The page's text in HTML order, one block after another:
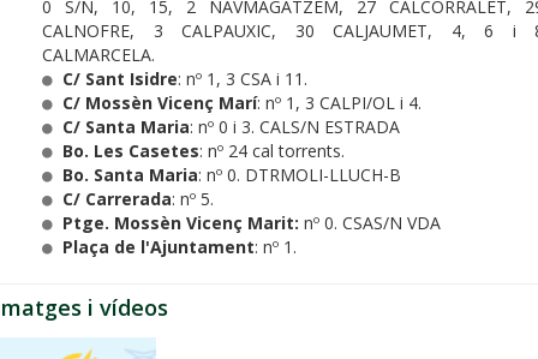
0 S/N, 10, 15, 2 NAVMAGATZEM, 27 CALCORRALET,
CALNOFRE, 3 CALPAUXIC, 30 CALJAUMET, 4, 6 i
CALMARCELA.
C/ Sant Isidre: nº 1, 3 CSA i 11.
C/ Mossèn Vicenç Marí: nº 1, 3 CALPI/OL i 4.
C/ Santa Maria: nº 0 i 3. CALS/N ESTRADA
Bo. Les Casetes: nº 24 cal torrents.
Bo. Santa Maria: nº 0. DTRMOLI-LLUCH-B
C/ Carrerada: nº 5.
Ptge. Mossèn Vicenç Marit: nº 0. CSAS/N VDA
Plaça de l'Ajuntament: nº 1.
i vídeos